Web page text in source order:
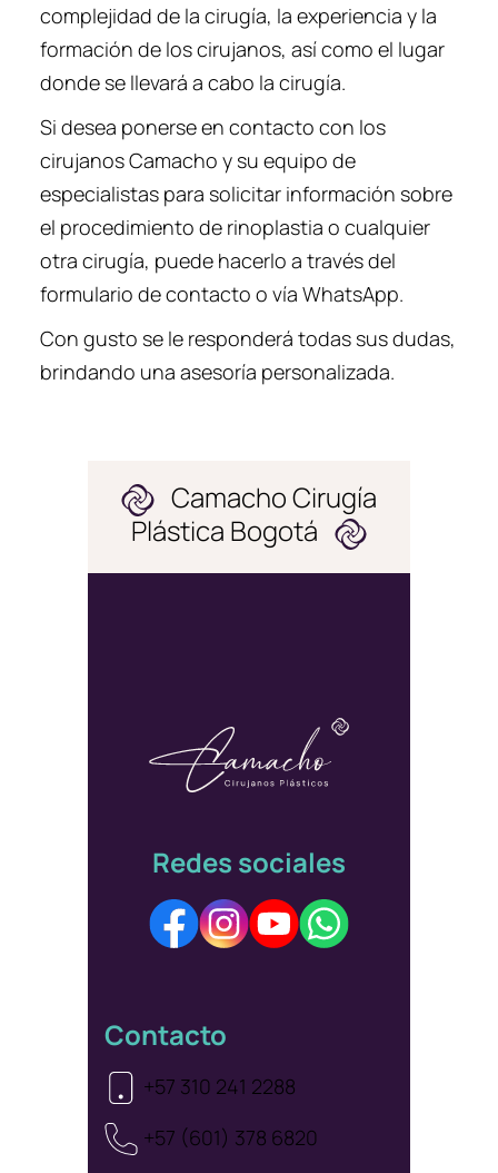
complejidad de la cirugía, la experiencia y la
formación de los cirujanos, así como el lugar
donde se llevará a cabo la cirugía.
Si desea ponerse en contacto con los
cirujanos Camacho y su equipo de
especialistas para solicitar información sobre
el procedimiento de rinoplastia o cualquier
otra cirugía, puede hacerlo a través del
formulario de contacto o vía WhatsApp.
Con gusto se le responderá todas sus dudas,
brindando una asesoría personalizada.
Camacho Cirugía
Plástica Bogotá
Redes sociales
Contacto
+57 310 241 2288
+57 (601) 378 6820